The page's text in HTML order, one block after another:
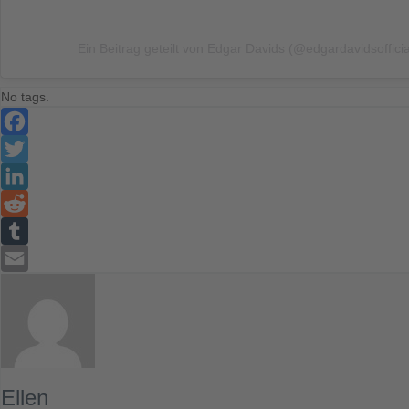
No tags.
Facebook
Twitter
LinkedIn
Reddit
Tumblr
Ellen